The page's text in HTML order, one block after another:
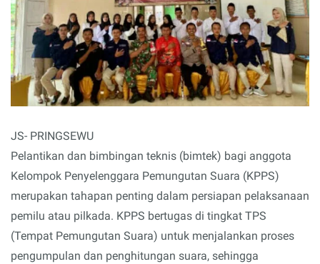
JS- PRINGSEWU
Pelantikan dan bimbingan teknis (bimtek) bagi anggota
Kelompok Penyelenggara Pemungutan Suara (KPPS)
merupakan tahapan penting dalam persiapan pelaksanaan
pemilu atau pilkada. KPPS bertugas di tingkat TPS
(Tempat Pemungutan Suara) untuk menjalankan proses
pengumpulan dan penghitungan suara, sehingga